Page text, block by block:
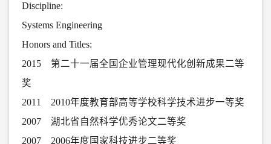
Discipline:
Systems Engineering
Honors and Titles:
2015 第二十一届全国企业管理现代化创新成果二等
奖
2011 2010年度教育部高等学校科学技术进步一等奖
2007 湖北省自然科学优秀论文二等奖
2007 2006年度国家科技进步二等奖